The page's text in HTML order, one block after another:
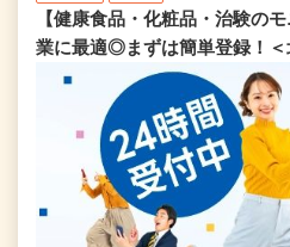
【健康食品・化粧品・治験の
業に最適◎まずは簡単登録！＜